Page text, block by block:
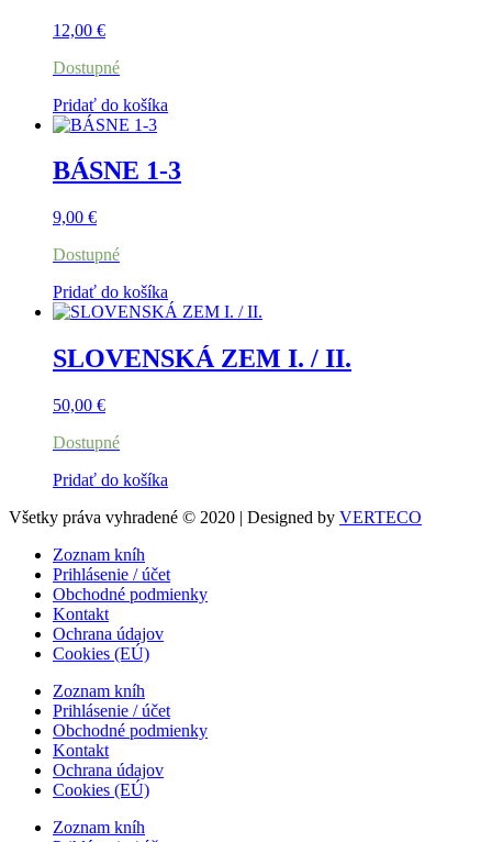
12,00 €
Dostupné
Pridať do košíka
BÁSNE 1-3
9,00 €
Dostupné
Pridať do košíka
SLOVENSKÁ ZEM I. / II.
50,00 €
Dostupné
Pridať do košíka
Všetky práva vyhradené © 2020 | Designed by VERTECO
Zoznam kníh
Prihlásenie / účet
Obchodné podmienky
Kontakt
Ochrana údajov
Cookies (EÚ)
Zoznam kníh
Prihlásenie / účet
Obchodné podmienky
Kontakt
Ochrana údajov
Cookies (EÚ)
Zoznam kníh